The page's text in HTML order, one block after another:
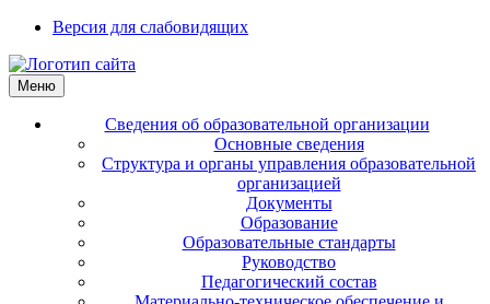
Версия для слабовидящих
Меню
Сведения об образовательной организации
Основные сведения
Структура и органы управления образовательной
организацией
Документы
Образование
Образовательные стандарты
Руководство
Педагогический состав